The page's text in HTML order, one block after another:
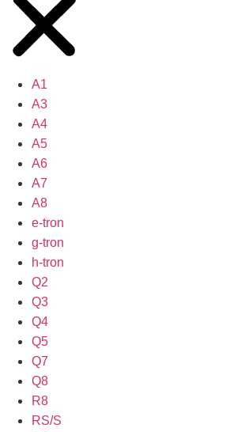
A1
A3
A4
A5
A6
A7
A8
e-tron
g-tron
h-tron
Q2
Q3
Q4
Q5
Q7
Q8
R8
RS/S